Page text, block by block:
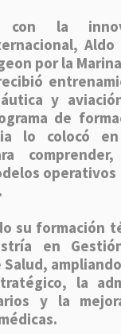
con la
por la
y
de
lo colocó
operativos
su formación
en
la
y la